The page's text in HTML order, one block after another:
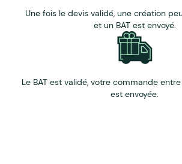
Une fois le devis validé, une création
et un BAT est envoyé.
Le BAT est validé, votre commande
est envoyée.